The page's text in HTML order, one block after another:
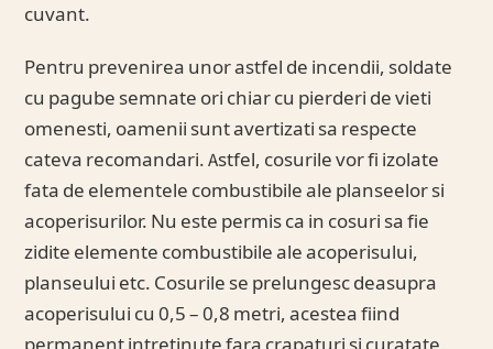
cuvant.
Pentru prevenirea unor astfel de incendii, soldate
cu pagube semnate ori chiar cu pierderi de vieti
omenesti, oamenii sunt avertizati sa respecte
cateva recomandari. Astfel, cosurile vor fi izolate
fata de elementele combustibile ale planseelor si
acoperisurilor. Nu este permis ca in cosuri sa fie
zidite elemente combustibile ale acoperisului,
planseului etc. Cosurile se prelungesc deasupra
acoperisului cu 0,5 – 0,8 metri, acestea fiind